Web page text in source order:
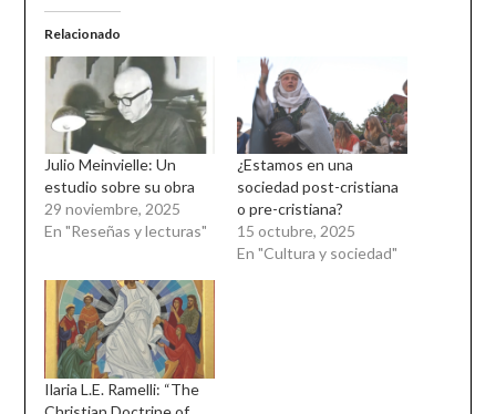
Relacionado
Julio Meinvielle: Un
estudio sobre su obra
29 noviembre, 2025
En "Reseñas y lecturas"
¿Estamos en una
sociedad post-cristiana
o pre-cristiana?
15 octubre, 2025
En "Cultura y sociedad"
Ilaria L.E. Ramelli: “The